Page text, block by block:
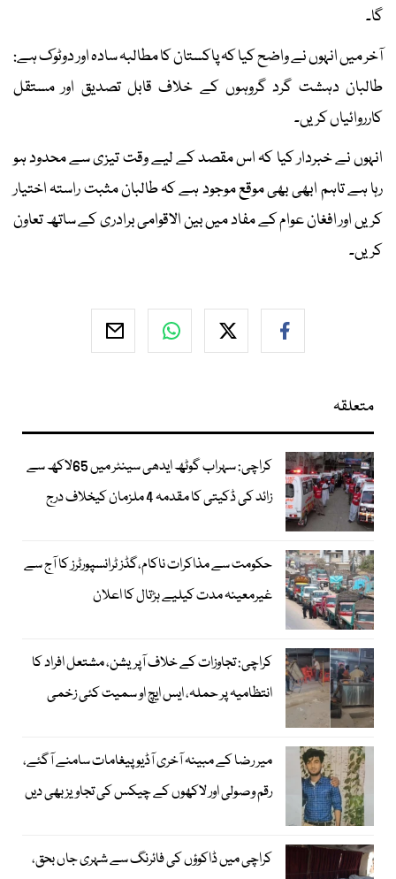
گا۔
آخر میں انہوں نے واضح کیا کہ پاکستان کا مطالبہ سادہ اور دوٹوک ہے:
طالبان دہشت گرد گروہوں کے خلاف قابل تصدیق اور مستقل
کارروائیاں کریں۔
انہوں نے خبردار کیا کہ اس مقصد کے لیے وقت تیزی سے محدود ہو
رہا ہے تاہم ابھی بھی موقع موجود ہے کہ طالبان مثبت راستہ اختیار
کریں اور افغان عوام کے مفاد میں بین الاقوامی برادری کے ساتھ تعاون
کریں۔
متعلقہ
کراچی: سہراب گوٹھ ایدھی سینٹر میں 65لاکھ سے
زائد کی ڈکیتی کا مقدمہ 4 ملزمان کیخلاف درج
حکومت سے مذاکرات ناکام،گڈز ٹرانسپورٹرز کا آج سے
غیرمعینہ مدت کیلیے ہڑتال کا اعلان
کراچی: تجاوزات کے خلاف آپریشن، مشتعل افراد کا
انتظامیہ پر حملہ، ایس ایچ او سمیت کئی زخمی
میر رضا کے مبینہ آخری آڈیو پیغامات سامنے آگئے،
رقم وصولی اور لاکھوں کے چیکس کی تجاویز بھی دیں
کراچی میں ڈاکوؤں کی فائرنگ سے شہری جاں بحق،